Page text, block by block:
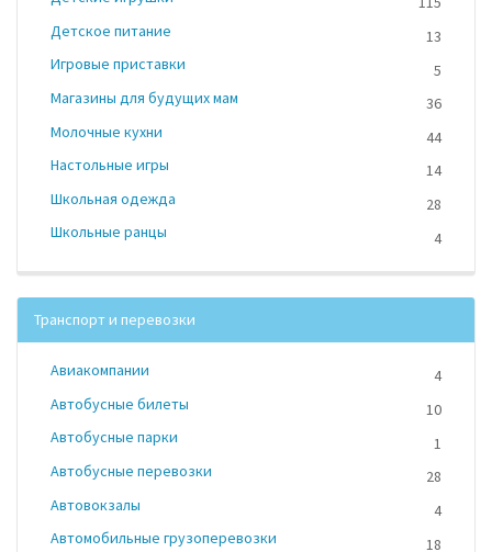
Детское питание
13
Игровые приставки
5
Магазины для будущих мам
36
Молочные кухни
44
Настольные игры
14
Школьная одежда
28
Школьные ранцы
4
Транспорт и перевозки
Авиакомпании
4
Автобусные билеты
10
Автобусные парки
1
Автобусные перевозки
28
Автовокзалы
4
Автомобильные грузоперевозки
18